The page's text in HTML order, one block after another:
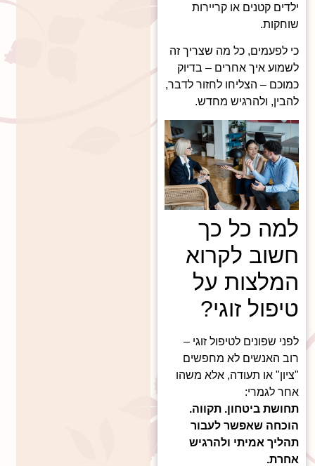
ילדים קטנים או קריירות
שוחקות.
כי לפעמים, כל מה שצריך זה
לשמוע איך אחרים – בדיוק
כמוכם – הצליחו לחזור לדבר,
להבין, ולהרגיש מחדש.
למה כל כך
חשוב לקרוא
המלצות על
טיפול זוגי?
לפני שפונים לטיפול זוגי –
רוב האנשים לא מחפשים
"ציון" או תעודה, אלא משהו
אחר לגמרי:
תחושת ביטחון. תקווה.
הוכחה שאפשר לעבור
תהליך אמיתי ולהרגיש
אחרת.